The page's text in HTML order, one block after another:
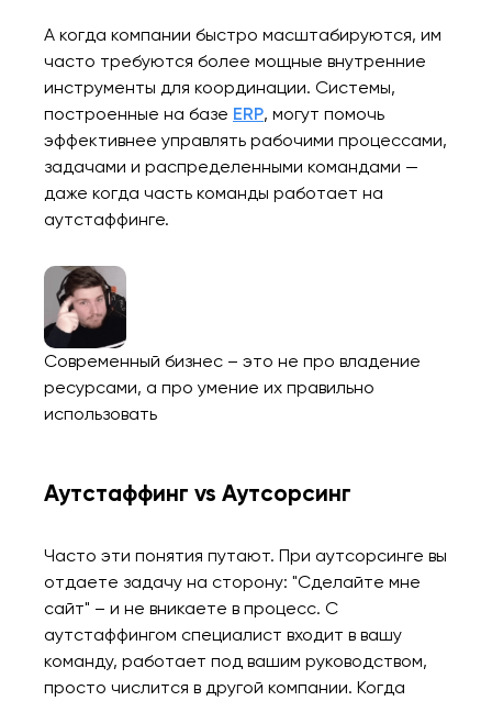
А когда компании быстро масштабируются, им
часто требуются более мощные внутренние
инструменты для координации. Системы,
построенные на базе ERP, могут помочь
эффективнее управлять рабочими процессами,
задачами и распределенными командами —
даже когда часть команды работает на
аутстаффинге.
Современный бизнес – это не про владение
ресурсами, а про умение их правильно
использовать
Аутстаффинг vs Аутсорсинг
Часто эти понятия путают. При аутсорсинге вы
отдаете задачу на сторону: "Сделайте мне
сайт" – и не вникаете в процесс. С
аутстаффингом специалист входит в вашу
команду, работает под вашим руководством,
просто числится в другой компании. Когда